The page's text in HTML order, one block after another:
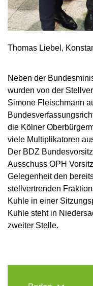
Thomas Liebel,
Neben der
wurden von der
Simone Fleischmann
die Kölner
viele Multiplikatoren
Der BDZ
Ausschuss OPH
Gelegenheit den
stellvertrenden
Kuhle in einer
Kuhle steht in
zweiter Stelle.